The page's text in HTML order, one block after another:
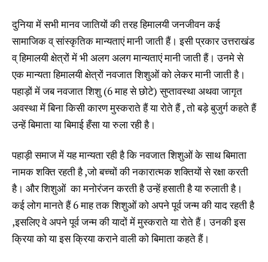
दुनिया में सभी मानव जातियों की तरह हिमालयी जनजीवन कई
सामाजिक व् सांस्कृतिक मान्यताएं मानी जाती हैं। इसी प्रकार उत्तराखंड
व् हिमालयी क्षेत्रों में भी अलग अलग मान्यताएं मानी जाती हैं। उनमे से
एक मान्यता हिमालयी क्षेत्रों नवजात शिशुओं को लेकर मानी जाती है।
पहाड़ों में जब नवजात शिशु (6 माह से छोटे) सुप्तावस्था अथवा जागृत
अवस्था में बिना किसी कारण मुस्कराते हैं या रोते हैं , तो बड़े बुजुर्ग कहते हैं
उन्हें बिमाता या बिमाई हँसा या रुला रही है।
पहाड़ी समाज में यह मान्यता रही है कि नवजात शिशुओं के साथ बिमाता
नामक शक्ति रहती है ,जो बच्चों की नकारात्मक शक्तियों से रक्षा करती
है। और शिशुओं का मनोरंजन करती है उन्हें हसाती है या रुलाती है।
कई लोग मानते हैं 6 माह तक शिशुओं को अपने पूर्व जन्म की याद रहती है
,इसलिए वे अपने पूर्व जन्म की यादों में मुस्कराते या रोते हैं। उनकी इस
क्रिया को या इस क्रिया कराने वाली को बिमाता कहते हैं।